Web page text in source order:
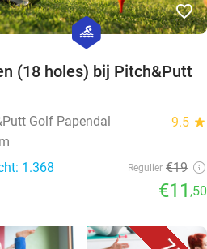
favorite_border
hexagon
sport
(18 holes) bij Pitch&Putt
Golf Papendal 9.5 star
1.368
Regulier €19
€11 ,50